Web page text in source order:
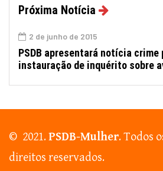
Próxima Notícia
2 de junho de 2015
PSDB apresentará notícia crime
instauração de inquérito sobre
© 2021.PSDB-Mulher. Todos
direitos reservados.